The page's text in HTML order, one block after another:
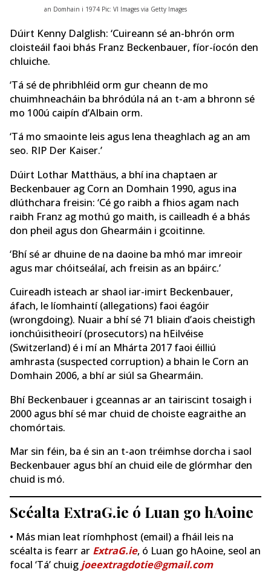
an Domhain i 1974 Pic: VI Images via Getty Images
Dúirt Kenny Dalglish: ‘Cuireann sé an-bhrón orm
cloisteáil faoi bhás Franz Beckenbauer, fíor-íocón den
chluiche.
‘Tá sé de phribhléid orm gur cheann de mo
chuimhneacháin ba bhródúla ná an t-am a bhronn sé
mo 100ú caipín d’Albain orm.
‘Tá mo smaointe leis agus lena theaghlach ag an am
seo. RIP Der Kaiser.’
Dúirt Lothar Matthäus, a bhí ina chaptaen ar
Beckenbauer ag Corn an Domhain 1990, agus ina
dlúthchara freisin: ‘Cé go raibh a fhios agam nach
raibh Franz ag mothú go maith, is cailleadh é a bhás
don pheil agus don Ghearmáin i gcoitinne.
‘Bhí sé ar dhuine de na daoine ba mhó mar imreoir
agus mar chóitseálaí, ach freisin as an bpáirc.’
Cuireadh isteach ar shaol iar-imirt Beckenbauer,
áfach, le líomhaintí (allegations) faoi éagóir
(wrongdoing). Nuair a bhí sé 71 bliain d’aois cheistigh
ionchúisitheoirí (prosecutors) na hEilvéise
(Switzerland) é i mí an Mhárta 2017 faoi éilliú
amhrasta (suspected corruption) a bhain le Corn an
Domhain 2006, a bhí ar siúl sa Ghearmáin.
Bhí Beckenbauer i gceannas ar an tairiscint tosaigh i
2000 agus bhí sé mar chuid de choiste eagraithe an
chomórtais.
Mar sin féin, ba é sin an t-aon tréimhse dorcha i saol
Beckenbauer agus bhí an chuid eile de glórmhar den
chuid is mó.
Scéalta ExtraG.ie ó Luan go hAoine
• Más mian leat ríomhphost (email) a fháil leis na
scéalta is fearr ar ExtraG.ie, ó Luan go hAoine, seol an
focal ‘Tá’ chuig joeextragdotie@gmail.com